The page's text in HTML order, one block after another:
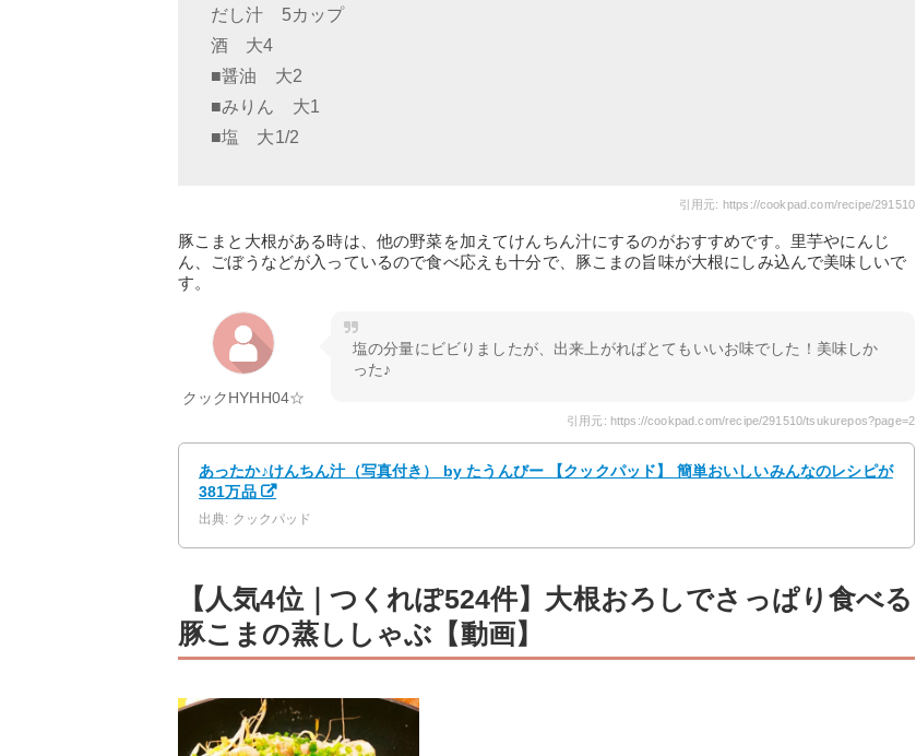
だし汁 5カップ
酒 大4
■醤油 大2
■みりん 大1
■塩 大1/2
引用元: https://cookpad.com/recipe/291510
豚こまと大根がある時は、他の野菜を加えてけんちん汁にするのがおすすめです。里芋やにんじ
ん、ごぼうなどが入っているので食べ応えも十分で、豚こまの旨味が大根にしみ込んで美味しいで
す。
クックHYHH04☆
塩の分量にビビりましたが、出来上がればとてもいいお味でした！美味しか
った♪
引用元: https://cookpad.com/recipe/291510/tsukurepos?page=2
あったか♪けんちん汁（写真付き） by たうんびー 【クックパッド】 簡単おいしいみんなのレシピが
381万品
出典: クックパッド
【人気4位｜つくれぽ524件】大根おろしでさっぱり食べる
豚こまの蒸ししゃぶ【動画】